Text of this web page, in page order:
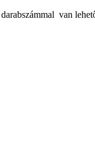
van